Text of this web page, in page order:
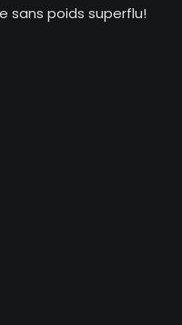
sans poids superflu!